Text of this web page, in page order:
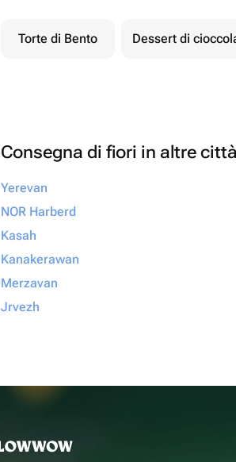
Torte di Bento Dessert di
Consegna di fiori in altre città
Yerevan
NOR Harberd
Kasah
Kanakerawan
Merzavan
Jrvezh